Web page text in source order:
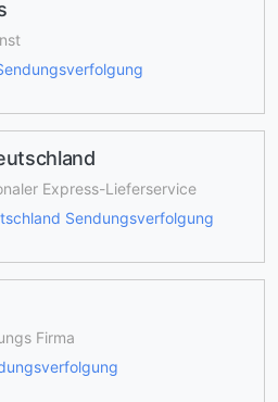
Express-Lieferservice
Sendungsverfolgung
Firma